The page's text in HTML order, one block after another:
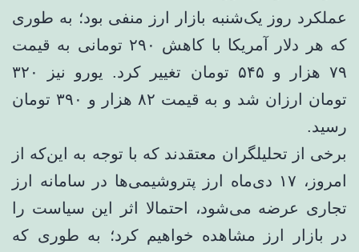
عملکرد روز یک‌شنبه بازار ارز منفی بود؛ به طوری
که هر دلار آمریکا با کاهش ۲۹۰ تومانی به قیمت
۷۹ هزار و ۵۴۵ تومان تغییر کرد. یورو نیز ۳۲۰
تومان ارزان شد و به قیمت ۸۲ هزار و ۳۹۰ تومان
رسید.
برخی از تحلیلگران معتقدند که با توجه به این‌که از
امروز، ۱۷ دی‌ماه ارز پتروشیمی‌ها در سامانه ارز
تجاری عرضه می‌شود، احتمالا اثر این سیاست را
در بازار ارز مشاهده خواهیم کرد؛ به طوری که